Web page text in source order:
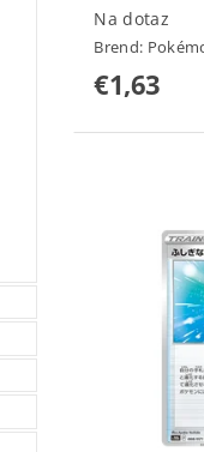
Na dotaz
Brend:
€1,63